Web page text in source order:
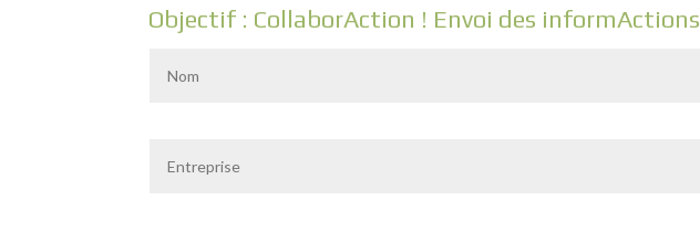
Objectif : CollaborAction ! Envoi des informActions